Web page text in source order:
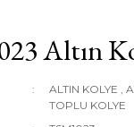
Altın
ALTIN KOLYE ,
TOPLU KOLYE